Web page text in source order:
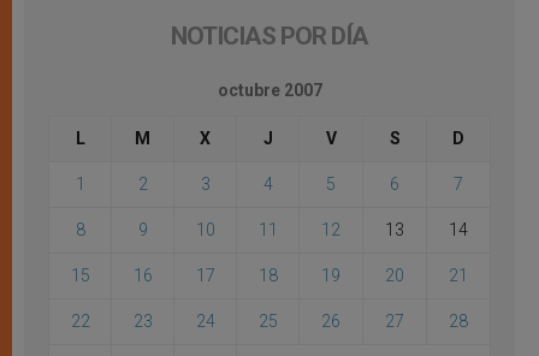
NOTICIAS POR DÍA
octubre 2007
L M X J V S D
1 2 3 4 5 6 7
8 9 10 11 12 13 14
15 16 17 18 19 20 21
22 23 24 25 26 27 28